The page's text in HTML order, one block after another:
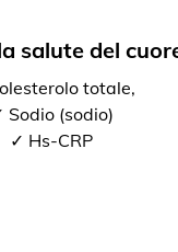
salute del
totale,
Sodio (sodio)
✓ Hs-CRP